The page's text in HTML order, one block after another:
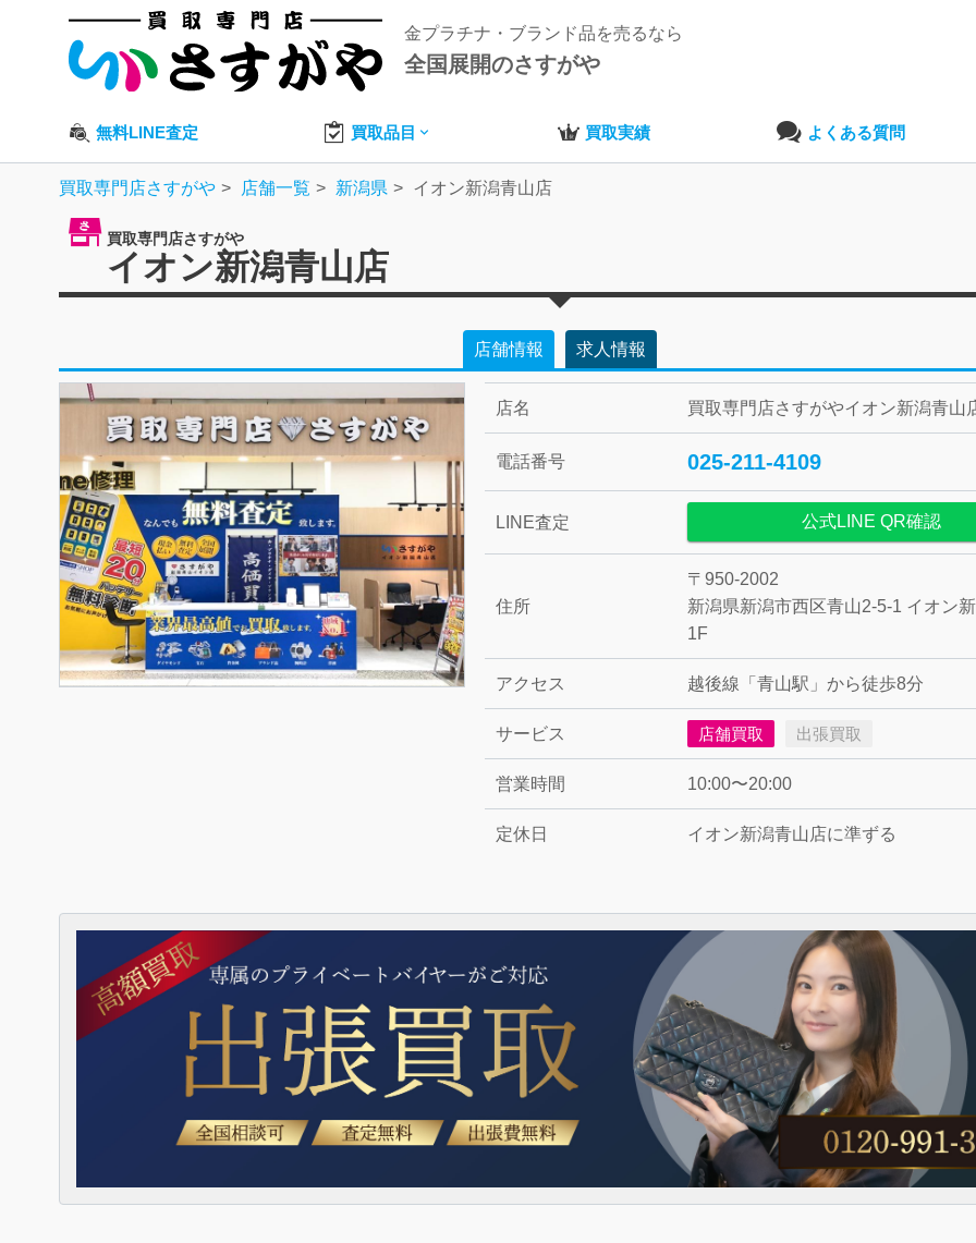
金プラチナ・ブランド品を売るなら
全国展開のさすがや
無料LINE査定 買取品目 買取実績 よくある質問
買取専門店さすがや 店舗一覧 新潟県 イオン新潟青山店
買取専門店さすがや
イオン新潟青山店
店舗情報 求人情報
店名 買取専門店さすがやイオン新潟青山
電話番号 025-211-4109
LINE査定 公式LINE QR確認
住所
〒950-2002
新潟県新潟市西区青山2-5-1 イオン
1F
アクセス 越後線「青山駅」から徒歩8分
サービス 店舗買取 出張買取
営業時間 10:00〜20:00
定休日 イオン新潟青山店に準ずる